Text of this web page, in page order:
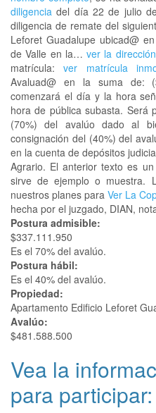
diligencia del día 22 de julio
diligencia de remate del
Leforet Guadalupe ubicad@
de Valle en la…ver la
matrícula:ver matrícula
Avaluad@ en la suma de:
comenzará el día y la hora
hora de pública subasta. Será
(70%) del avalúo dado al
consignación del (40%) del
en la cuenta de depósitos
Agrario. El anterior texto es
sirve de ejemplo o muestra.
nuestros planes para Ver La
hecha por el juzgado, DIAN,
Postura admisible:
$337.111.950
Es el 70% del avalúo.
Postura hábil:
Es el 40% del avalúo.
Propiedad:
Apartamento Edificio Leforet
Avalúo:
$481.588.500
Vea la
para participar: